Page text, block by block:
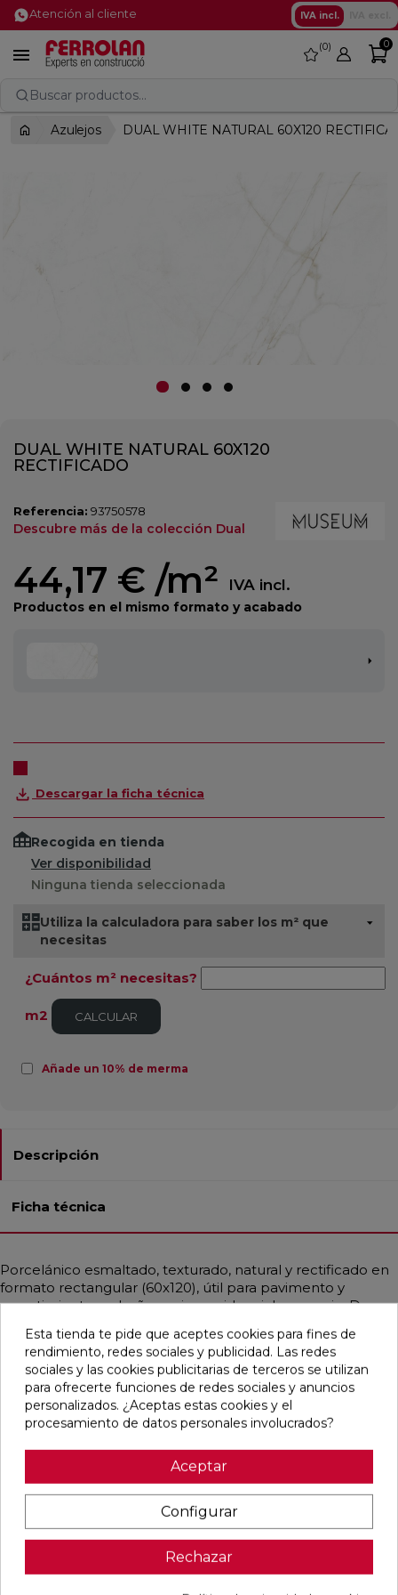
Atención al cliente IVA incl.
 favorite
0 0
Buscar productos...
Azulejos DUAL WHITE NATURAL 60X120
DUAL WHITE NATURAL 60X120
RECTIFICADO
Referencia: 93750578
Descubre más de la colección Dual
44,17 € /m² IVA incl.
Productos en el mismo formato y acabado
Descargar la ficha técnica
Recogida en tienda
Ver disponibilidad
Ninguna tienda seleccionada
Utiliza la calculadora para saber los m² que
necesitas
¿Cuántos m² necesitas?
m2 CALCULAR
Añade un 10% de merma
Descripción
Ficha técnica
Porcelánico esmaltado, texturado, natural y rectificado en
formato rectangular (60x120), útil para pavimento y
revestimiento en baño,cocina,residencial,comercio. De
mayoritariamente en color blanco .
Pensamos que te puede interesar
BLANCO
OIKOS GOLD
30X60
favorite
OIKOS BLUE
PULIDO
30X60
PULIDO
Esta tienda te pide que aceptes cookies para fines de
rendimiento, redes sociales y publicidad. Las redes
sociales y las cookies publicitarias de terceros se utilizan
para ofrecerte funciones de redes sociales y anuncios
personalizados. ¿Aceptas estas cookies y el
procesamiento de datos personales involucrados?
Aceptar
Configurar
Rechazar